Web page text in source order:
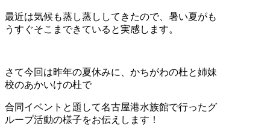
最近は気候も蒸し蒸ししてきたので、暑い夏がも
うすぐそこまできていると実感します。
さて今回は昨年の夏休みに、かちがわの杜と姉妹
校のあかいけの杜で
合同イベントと題して名古屋港水族館で行ったグ
ループ活動の様子をお伝えします！